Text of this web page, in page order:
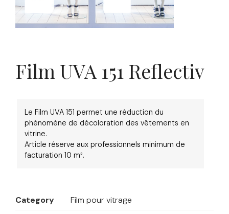
Film UVA 151 Reflectiv
Le Film UVA 151 permet une réduction du
phénomène de décoloration des vêtements en
vitrine.
Article réserve aux professionnels minimum de
facturation 10 m².
Category
Film pour vitrage